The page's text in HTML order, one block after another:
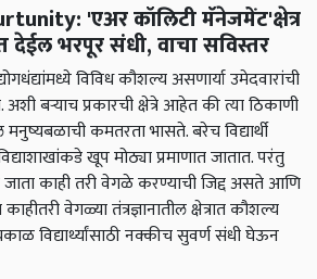
'एअर कॉलिटी मॅनेजमेंट'क्षेत्र
देईल भरपूर संधी, वाचा सविस्तर
विविध कौशल्य असणार्या उमेदवारांची
बऱ्याच प्रकारची क्षेत्रे आहेत की त्या ठिकाणी
कमतरता भासते. बरेच विद्यार्थी
खूप मोठ्या प्रमाणात जातात. परंतु
काही तरी वेगळे करण्याची जिद्द असते आणि
वेगळ्या तंत्रज्ञानातील क्षेत्रात कौशल्य
विद्यार्थ्यांसाठी नक्कीच सुवर्ण संधी घेऊन